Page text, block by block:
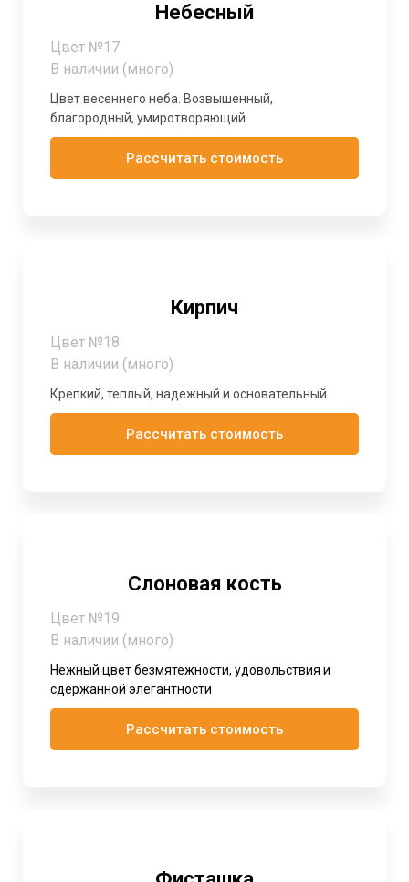
Небесный
Цвет №17
В наличии (много)
Цвет весеннего неба. Возвышенный,
благородный, умиротворяющий
Рассчитать стоимость
Кирпич
Цвет №18
В наличии (много)
Крепкий, теплый, надежный и основательный
Рассчитать стоимость
Слоновая кость
Цвет №19
В наличии (много)
Нежный цвет безмятежности, удовольствия и
сдержанной элегантности
Рассчитать стоимость